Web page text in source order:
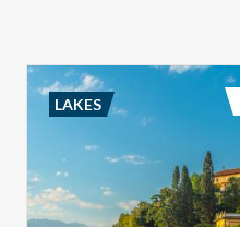
LAKES